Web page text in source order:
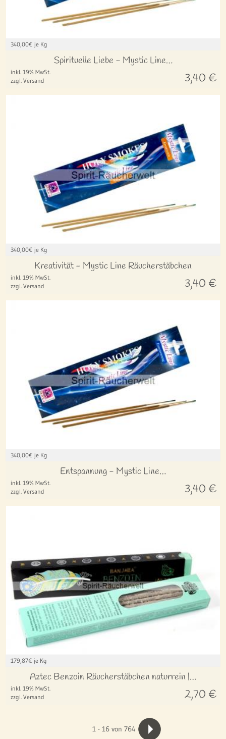
340,00€ je Kg
Spirituelle Liebe - Mystic Line…
inkl. 19% MwSt.
zzgl. Versand
3,40 €
340,00€ je Kg
Kreativität - Mystic Line Räucherstäbchen
inkl. 19% MwSt.
zzgl. Versand
3,40 €
340,00€ je Kg
Entspannung - Mystic Line…
inkl. 19% MwSt.
zzgl. Versand
3,40 €
179,87€ je Kg
Aztec Benzoin Räucherstäbchen naturrein |…
inkl. 19% MwSt.
zzgl. Versand
2,70 €
1- 16von 764